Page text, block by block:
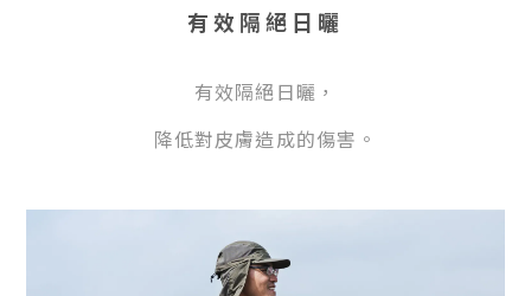
有效隔絕日曬
有效隔絕日曬，
降低對皮膚造成的傷害。